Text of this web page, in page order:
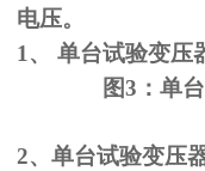
电压。
1、 单台试验变压
图3 ：单
2、单台试验变压